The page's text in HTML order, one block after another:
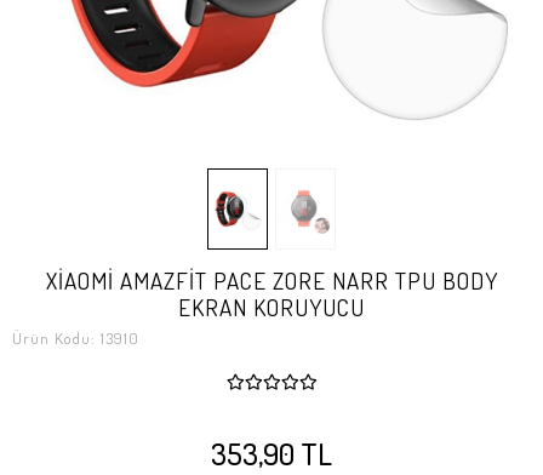
XİAOMİ AMAZFİT PACE ZORE NARR TPU BODY
EKRAN KORUYUCU
Ürün Kodu: 13910
353,90 TL